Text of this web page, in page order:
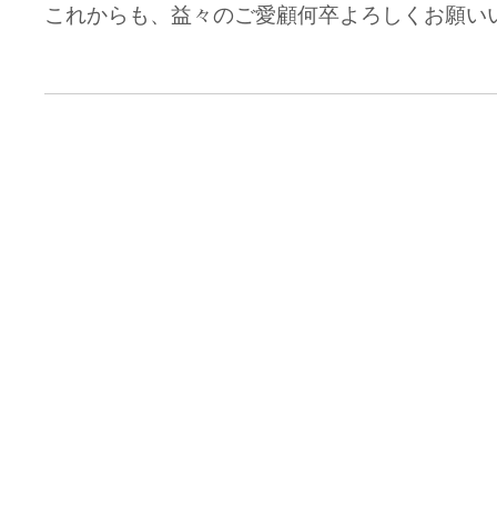
これからも、益々のご愛顧何卒よろしくお願い